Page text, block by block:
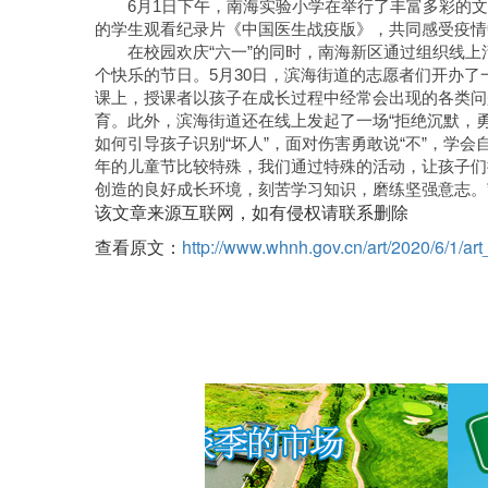
6月1日下午，南海实验小学在举行了丰富多彩的
的学生观看纪录片《中国医生战疫版》，共同感受疫
在校园欢庆“六一”的同时，南海新区通过组织线
个快乐的节日。5月30日，滨海街道的志愿者们开办
课上，授课者以孩子在成长过程中经常会出现的各类
育。此外，滨海街道还在线上发起了一场“拒绝沉默，
如何引导孩子识别“坏人”，面对伤害勇敢说“不”，学
年的儿童节比较特殊，我们通过特殊的活动，让孩子
创造的良好成长环境，刻苦学习知识，磨练坚强意志
该文章来源互联网，如有侵权请联系删除
查看原文： http://www.whnh.gov.cn/art/2020/6/1/